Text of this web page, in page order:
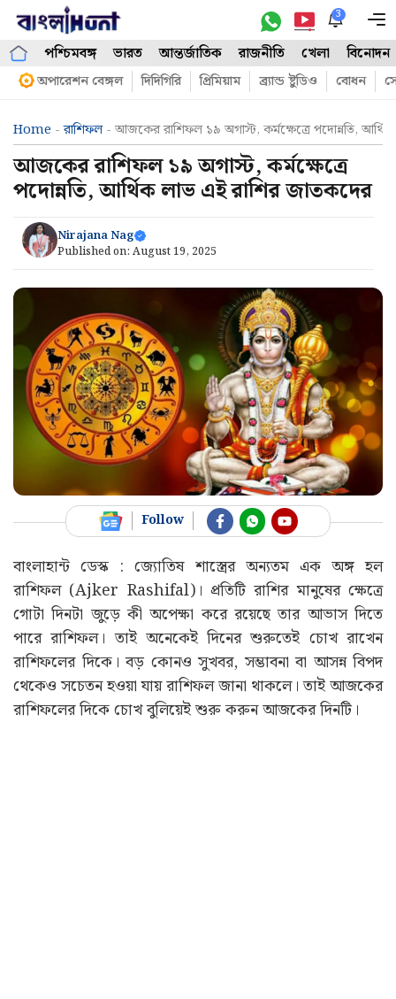
Skip
content
3
পশ্চিমবঙ্গ ভারত আন্তর্জাতিক রাজনীতি খেলা বিনোদন
অপারেশন বেঙ্গল দিদিগিরি প্রিমিয়াম ব্র্যান্ড ষ্টুডিও বোধন
Home -রাশিফল- আজকের রাশিফল ১৯ অগাস্ট, কর্মক্ষেত্রে পদোন্নতি,
আজকের রাশিফল ১৯ অগাস্ট, কর্মক্ষেত্রে
পদোন্নতি, আর্থিক লাভ এই রাশির জাতকদের
Nirajana Nag
Published on: August 19, 2025
Follow
বাংলাহান্ট ডেস্ক : জ্যোতিষ শাস্ত্রের অন্যতম এক অঙ্গ হল
রাশিফল (Ajker Rashifal)। প্রতিটি রাশির মানুষের ক্ষেত্রে
গোটা দিনটা জুড়ে কী অপেক্ষা করে রয়েছে তার আভাস দিতে
পারে রাশিফল। তাই অনেকেই দিনের শুরুতেই চোখ রাখেন
রাশিফলের দিকে। বড় কোনও সুখবর, সম্ভাবনা বা আসন্ন বিপদ
থেকেও সচেতন হওয়া যায় রাশিফল জানা থাকলে। তাই আজকের
রাশিফলের দিকে চোখ বুলিয়েই শুরু করুন আজকের দিনটি।